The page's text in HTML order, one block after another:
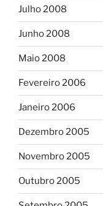
Julho 2008
Junho 2008
Maio 2008
Fevereiro 2006
Janeiro 2006
Dezembro 2005
Novembro 2005
Outubro 2005